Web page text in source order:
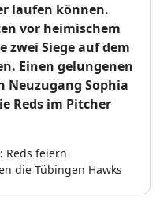
laufen können.
vor heimischem
zwei Siege auf dem
Einen gelungenen
Neuzugang Sophia
Reds im Pitcher
Reds feiern
die Tübingen Hawks